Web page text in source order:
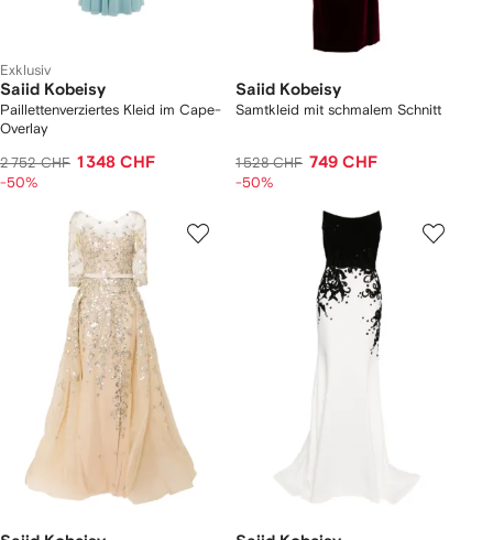
Exklusiv
Saiid Kobeisy
Paillettenverziertes Kleid im Cape-
Overlay
2 752 CHF 1 348 CHF
-50%
Saiid Kobeisy
Samtkleid mit schmalem Schnitt
1 528 CHF 749 CHF
-50%